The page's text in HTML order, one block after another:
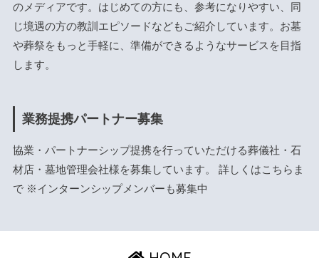
のメディアです。はじめての方にも、参考になりやすい、同
じ境遇の方の教訓エピソードなどもご紹介しています。お墓
や葬祭をもっと手軽に、準備ができるようなサービスを目指
します。
業務提携パートナー募集
協業・パートナーシップ提携を行っていただける葬儀社・石
材店・墓地管理会社様を募集しています。 詳しくはこちら ま
で ※インターンシップメンバーも募集中